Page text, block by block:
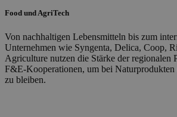
Food und AgriTech
Von nachhaltigen Lebensmitteln bis zum
Unternehmen wie Syngenta, Delica, Coop,
Agriculture nutzen die Stärke der regionalen
F&E-Kooperationen, um bei
zu bleiben.